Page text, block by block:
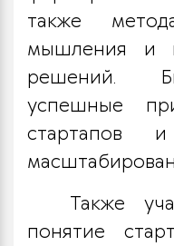
также
мышления и
решений.
успешные
стартапов
Также
понятие